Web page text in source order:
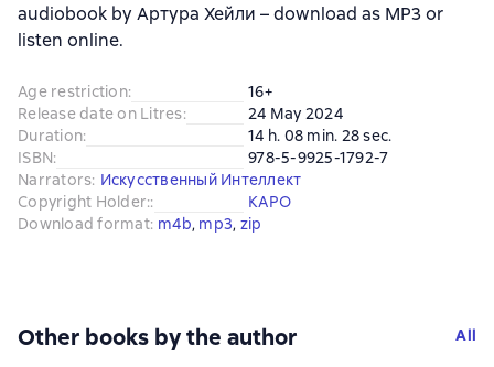
audiobook by Артура Хейли – download as MP3 or
listen online.
Age restriction:
16+
Release date on Litres:
24 May 2024
Duration:
14 h. 08 min. 28 sec.
ISBN:
978-5-9925-1792-7
Narrators: Искусственный Интеллект
Copyright Holder::
КАРО
Download format: m4b, mp3, zip
Other books by the author All